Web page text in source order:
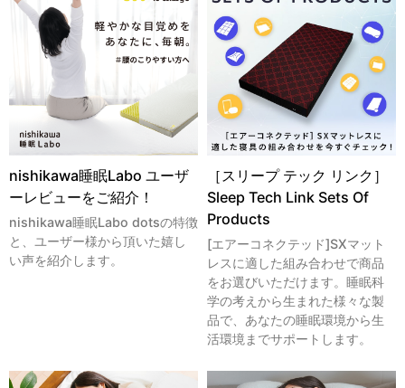
nishikawa睡眠Labo ユーザ
ーレビューをご紹介！
nishikawa睡眠Labo dotsの特徴
と、ユーザー様から頂いた嬉し
い声を紹介します。
［スリープ テック リンク］
Sleep Tech Link Sets Of
Products
[エアーコネクテッド]SXマット
レスに適した組み合わせで商品
をお選びいただけます。睡眠科
学の考えから生まれた様々な製
品で、あなたの睡眠環境から生
活環境までサポートします。